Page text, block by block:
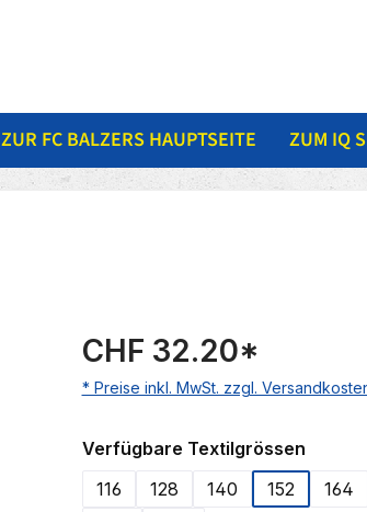
ZUR FC BALZERS HAUPTSEITE ZUM IQ
CHF 32.20*
* Preise inkl. MwSt. zzgl.
Verfügbare Textilgrössen
116
128 140 152 164